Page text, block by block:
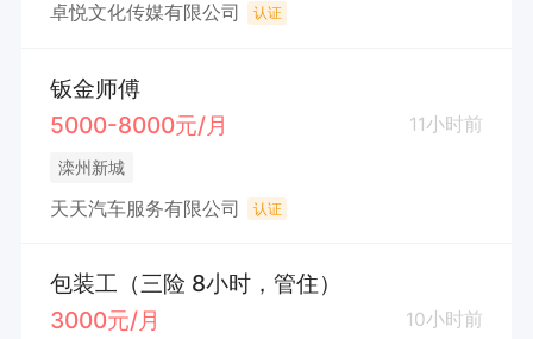
卓悦文化传媒有限公司 认证
钣金师傅
5000-8000元/月
11小时前
滦州新城
天天汽车服务有限公司 认证
包装工（三险 8小时，管住）
3000元/月
10小时前